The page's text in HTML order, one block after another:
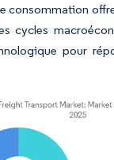
consommation
cycles
pour